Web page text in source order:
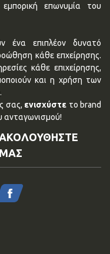
επωνυμία του
ένα επιπλέον δυνατό
κάθε επχείρησης.
κάθε επιχείρησης,
και η χρήση των
σας, ενισχύστε το brand
ανταγωνισμού!
ΜΑΣ